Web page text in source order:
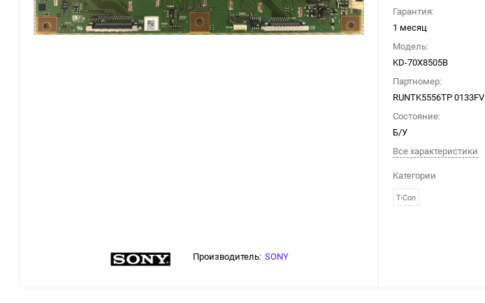
Производитель: SONY
Гарантия:
1 месяц
Модель:
KD-70X8505B
Партномер:
RUNTK5556TP 0133FV
Состояние:
Б/У
Все характеристики
Категории
T-Con